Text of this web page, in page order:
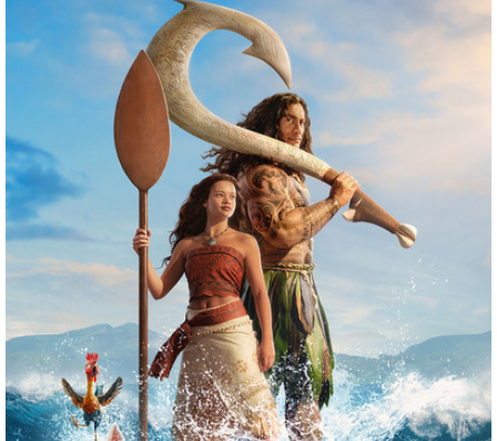
ogródek ujawnia, jak niewyobrażalnemu ogromowi prób
został poddany skromny zakonnik z Pietrelciny:
oszczerstwa i poddawanie w wątpliwość stygmatów,
podsłuchy zakładane nawet w konfesjonale, posądzanie o
intymne kontakty z kobietami, kary i prześladowania
także ze strony osób związanych z Kościołem. Niezwykłe
emocje towarzyszą widzowi, gdy śledzi on autentyczne
nagrania Ojca Pio i słyszy jego charakterystyczny, jakby
niepasujący do wizerunku głos. Całości dopełnia
sprawiający ogromne wrażenie ekskluzywny materiał
dokumentujący niedawną ekshumację ciała św. Ojca Pio.